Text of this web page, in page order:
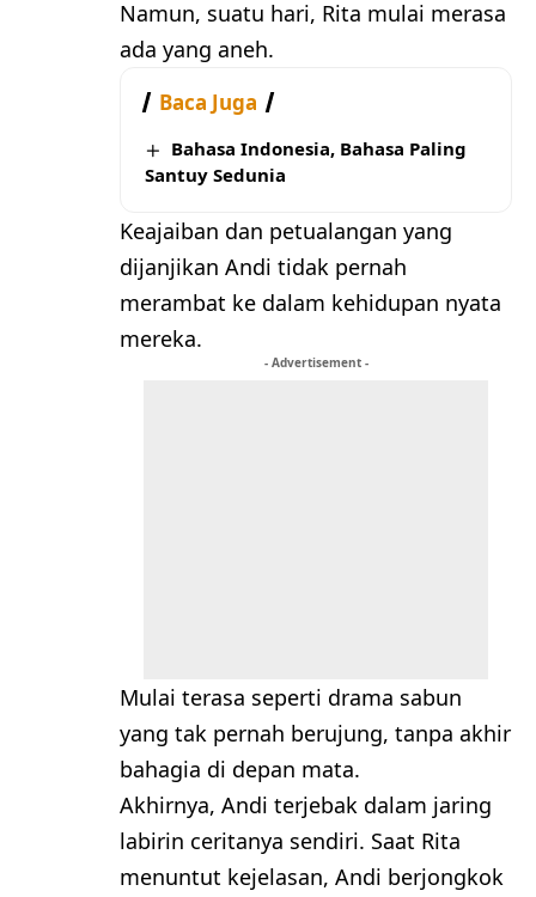
Namun, suatu hari, Rita mulai merasa
ada yang aneh.
Baca Juga
Bahasa Indonesia, Bahasa Paling
Santuy Sedunia
Keajaiban dan petualangan yang
dijanjikan Andi tidak pernah
merambat ke dalam kehidupan nyata
mereka.
- Advertisement -
Mulai terasa seperti drama sabun
yang tak pernah berujung, tanpa akhir
bahagia di depan mata.
Akhirnya, Andi terjebak dalam jaring
labirin ceritanya sendiri. Saat Rita
menuntut kejelasan, Andi berjongkok